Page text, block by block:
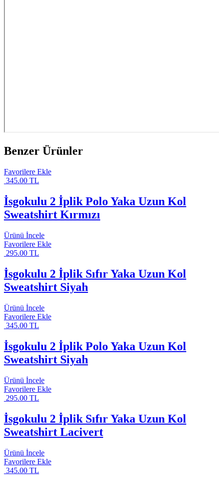
Benzer Ürünler
Favorilere Ekle
345.00 TL
İsgokulu 2 İplik Polo Yaka Uzun Kol
Sweatshirt Kırmızı
Ürünü İncele
Favorilere Ekle
295.00 TL
İsgokulu 2 İplik Sıfır Yaka Uzun Kol
Sweatshirt Siyah
Ürünü İncele
Favorilere Ekle
345.00 TL
İsgokulu 2 İplik Polo Yaka Uzun Kol
Sweatshirt Siyah
Ürünü İncele
Favorilere Ekle
295.00 TL
İsgokulu 2 İplik Sıfır Yaka Uzun Kol
Sweatshirt Lacivert
Ürünü İncele
Favorilere Ekle
345.00 TL